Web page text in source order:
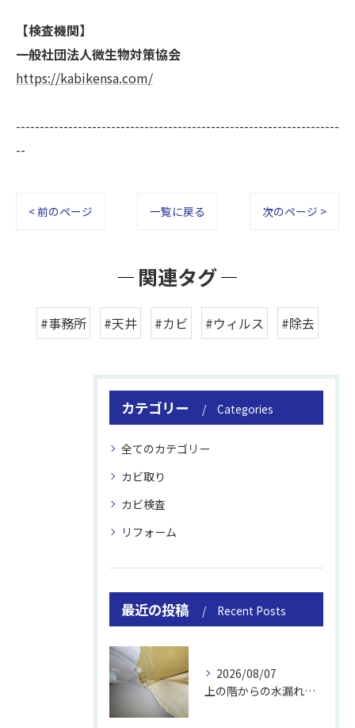
【検査機関】
一般社団法人微生物対策協会
https://kabikensa.com/
--------------------------------------------------------------------
--
< 前のページ 一覧に戻る 次のページ >
関連タグ
#事務所 #天井 #カビ #ウィルス #除去
カテゴリー Categories
全てのカテゴリー
カビ取り
カビ検査
リフォーム
最近の投稿 Recent Posts
2026/08/07
上の階からの水漏れでカビ｜対処法と業者